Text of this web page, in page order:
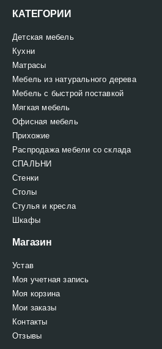
КАТЕГОРИИ
Детская мебель
Кухни
Матрасы
Мебель из натурального дерева
Мебель с быстрой поставкой
Мягкая мебель
Офисная мебель
Прихожие
Распродажа мебели со склада
СПАЛЬНИ
Стенки
Столы
Стулья и кресла
Шкафы
Магазин
Устав
Моя учетная запись
Моя корзина
Мои заказы
Контакты
Отзывы